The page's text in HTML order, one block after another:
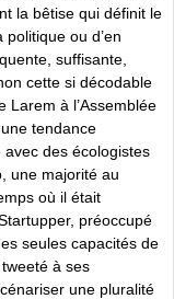
la bêtise qui définit le
ou d’en
suffisante,
cette si décodable
à l’Assemblée
tendance
des écologistes
une majorité au
où il était
préoccupé
seules capacités de
à ses
une pluralité